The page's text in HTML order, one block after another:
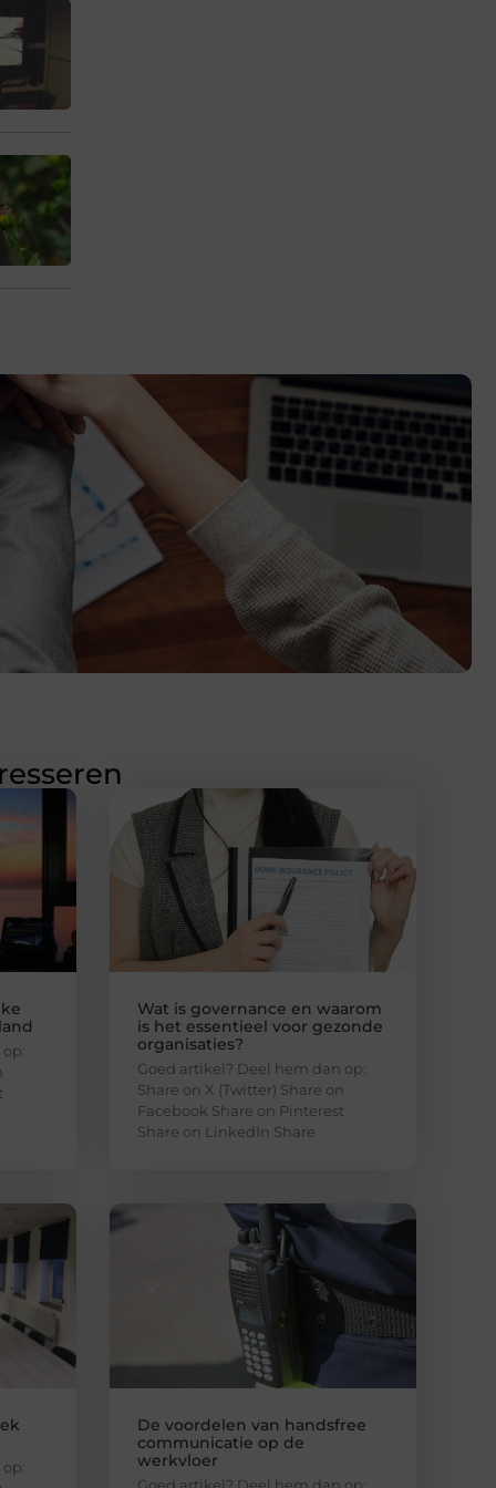
Wat is governance en waarom
is het essentieel voor gezonde
organisaties?
Goed artikel? Deel hem dan op:
Share on X (Twitter) Share on
Facebook Share on Pinterest
Share on LinkedIn Share
De voordelen van handsfree
communicatie op de
werkvloer
Goed artikel? Deel hem dan op: